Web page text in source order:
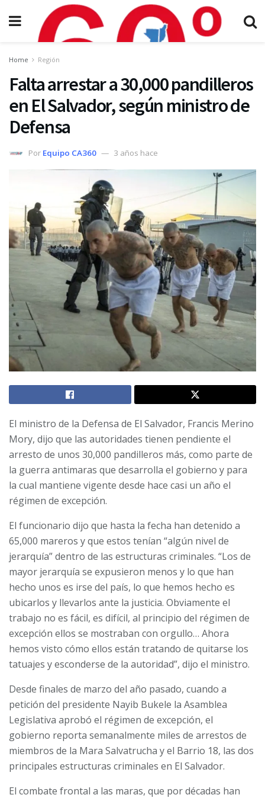
Home Región
Falta arrestar a 30,000 pandilleros
en El Salvador, según ministro de
Defensa
Por Equipo CA360 3 años hace
El ministro de la Defensa de El Salvador, Francis Merino
Mory, dijo que las autoridades tienen pendiente el
arresto de unos 30,000 pandilleros más, como parte de
la guerra antimaras que desarrolla el gobierno y para
la cual mantiene vigente desde hace casi un año el
régimen de excepción.
El funcionario dijo que hasta la fecha han detenido a
65,000 mareros y que estos tenían “algún nivel de
jerarquía” dentro de las estructuras criminales. “Los de
mayor jerarquía se expusieron menos y lo que han
hecho unos es irse del país, lo que hemos hecho es
ubicarlos y llevarlos ante la justicia. Obviamente el
trabajo no es fácil, es difícil, al principio del régimen de
excepción ellos se mostraban con orgullo… Ahora
hemos visto cómo ellos están tratando de quitarse los
tatuajes y esconderse de la autoridad”, dijo el ministro.
Desde finales de marzo del año pasado, cuando a
petición del presidente Nayib Bukele la Asamblea
Legislativa aprobó el régimen de excepción, el
gobierno reporta semanalmente miles de arrestos de
miembros de la Mara Salvatrucha y el Barrio 18, las dos
principales estructuras criminales en El Salvador.
El combate frontal a las maras, que por décadas han